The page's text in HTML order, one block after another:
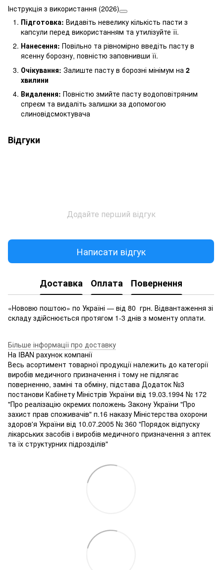
Інструкція з використання (2026)
Підготовка: Видавіть невелику кількість пасти з
капсули перед використанням та утилізуйте її.
Нанесення: Повільно та рівномірно введіть пасту в
ясенну борозну, повністю заповнивши її.
Очікування: Залиште пасту в борозні мінімум на 2
хвилини
Видалення: Повністю змийте пасту водоповітряним
спреєм та видаліть залишки за допомогою
слиновідсмоктувача
Відгуки
Додайте перший відгук
Написати відгук
Доставка Оплата Повернення
«Нововю поштою» по Україні — від 80 грн. Відвантаження зі
складу здійснюється протягом 1-3 днів з моменту оплати.
Більше інформації про доставку
На IBAN рахунок компанії
Весь асортимент товарної продукції належить до категорії
виробів медичного призначення і тому не підлягає
поверненню, заміні та обміну, підстава Додаток №3
постанови Кабінету Міністрів України від 19.03.1994 № 172
"Про реалізацію окремих положень Закону України "Про
захист прав споживачів" п.16 наказу Міністерства охорони
здоров'я України від 10.07.2005 № 360 "Порядок відпуску
лікарських засобів і виробів медичного призначення з аптек
та їх структурних підрозділів"